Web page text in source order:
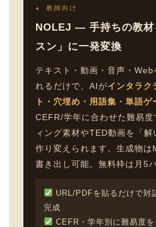
★ 教師向け
NOLEJ — 手持ちの教材
スン」に一発変換
テキスト・動画・音声・Web
れるだけで、AIがインタラク
ト・穴埋め・用語集・単語ゲ
CEFR/学年に合わせた難易
ィング素材やTED動画を「解
作り変えられます。生成物
書き出し可能。無料枠は月5
URL/PDFを貼るだけで対
完成
CEFR・学年別に難易度